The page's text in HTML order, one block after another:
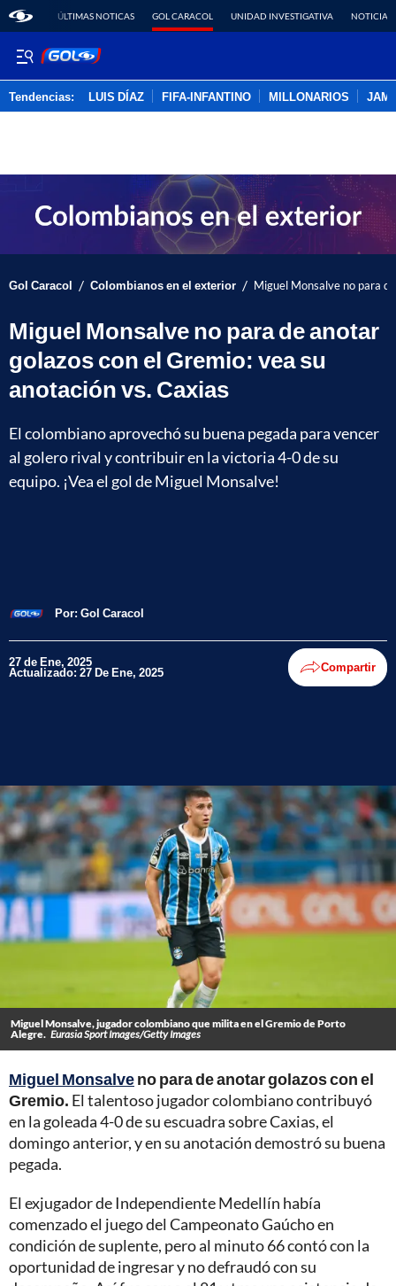
ÚLTIMAS NOTICAS GOL CARACOL UNIDAD INVESTIGATIVA NOTICIAS
Tendencias: LUIS DÍAZ FIFA-INFANTINO MILLONARIOS
Gol Caracol / Colombianos en el exterior / Miguel Monsalve no para
Miguel Monsalve no para de anotar
golazos con el Gremio: vea su
anotación vs. Caxias
El colombiano aprovechó su buena pegada para vencer
al golero rival y contribuir en la victoria 4-0 de su
equipo. ¡Vea el gol de Miguel Monsalve!
Por: Gol Caracol
27 de Ene, 2025
Actualizado: 27 De Ene, 2025 Compartir
Miguel Monsalve, jugador colombiano que milita en el Gremio de Porto
Alegre. Eurasia Sport Images/Getty Images
Miguel Monsalveno para de anotar golazos con el
Gremio. El talentoso jugador colombiano contribuyó
en la goleada 4-0 de su escuadra sobre Caxias, el
domingo anterior, y en su anotación demostró su buena
pegada.
El exjugador de Independiente Medellín había
comenzado el juego del Campeonato Gaúcho en
condición de suplente, pero al minuto 66 contó con la
oportunidad de ingresar y no defraudó con su